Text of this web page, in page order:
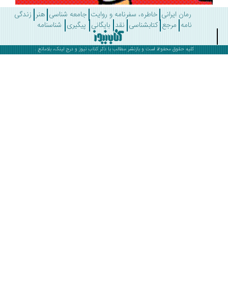
رمان ایرانی خاطره، سفرنامه و روایت جامعه شناسی هنر زندگی
مرجع کتابشناسی نقد بایگانی پیگیری شناسنامه
کلیه حقوق محفوظ است و بازنشر مطالب با ذکرکتاب نیوز و درج لینک، بلامانع .